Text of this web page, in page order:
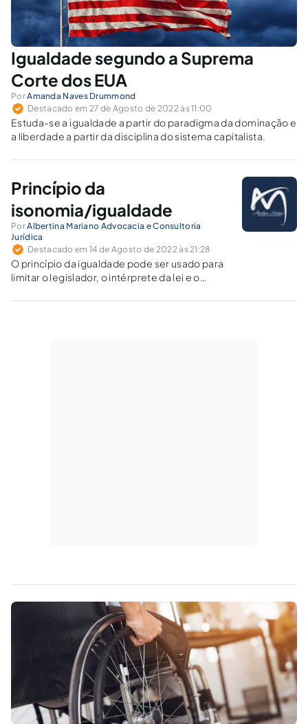
Igualdade segundo a Suprema
Corte dos EUA
PorAmanda Naves Drummond
Destacado em 27 de Agosto de 2022 às 11:00
Estuda-se a igualdade a partir do paradigma da dominação e
a liberdade a partir da disciplina do sistema capitalista.
Princípio da
isonomia/igualdade
PorAlbertina Mariano Advocacia e Consultoria
Jurídica
Destacado em 14 de Agosto de 2022 às 21:28
O princípio da igualdade pode ser usado para
limitar o legislador, o intérprete da lei e o